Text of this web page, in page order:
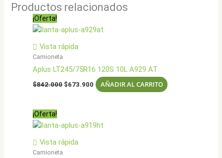
Productos relacionados
¡Oferta!
Vista rápida
Camioneta
Aplus LT245/75R16 120S 10L A929 AT
$842.000 El
$673.900 El
precio
AÑADIR AL CARRITO
¡Oferta!
Vista rápida
Camioneta